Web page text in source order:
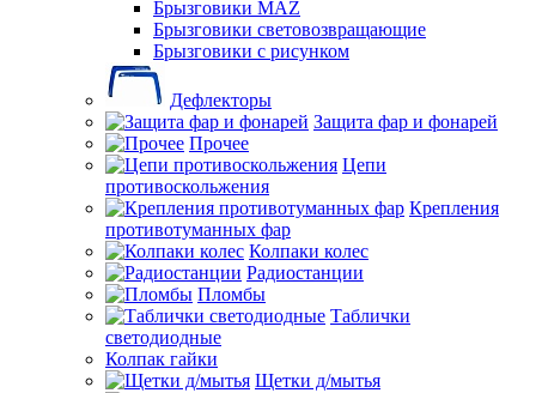
Брызговики MAZ
Брызговики световозвращающие
Брызговики с рисунком
Дефлекторы
Защита фар и фонарей
Прочее
Цепи
противоскольжения
Крепления
противотуманных фар
Колпаки колес
Радиостанции
Пломбы
Таблички
светодиодные
Колпак гайки
Щетки д/мытья